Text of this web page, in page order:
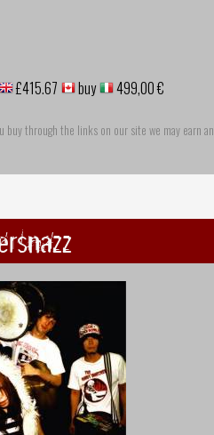
£415.67 buy
499,00 €
through the links on our site we may earn an